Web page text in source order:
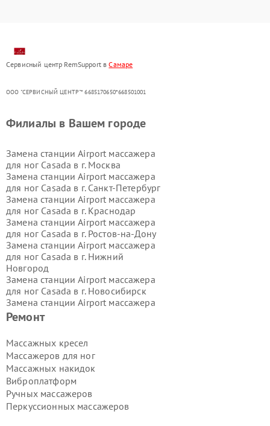
Сервисный центр RemSupport вСамаре
ООО "СЕРВИСНЫЙ ЦЕНТР"* 6685170650*668501001
Ремонт
Массажных кресел
Массажеров для ног
Массажных накидок
Виброплатформ
Ручных массажеров
Перкуссионных массажеров
Филиалы в Вашем городе
Замена станции Airport массажера
для ног Casada в г. Москва
Замена станции Airport массажера
для ног Casada в г. Санкт-Петербург
Замена станции Airport массажера
для ног Casada в г. Краснодар
Замена станции Airport массажера
для ног Casada в г. Ростов-на-Дону
Замена станции Airport массажера
для ног Casada в г. Нижний
Новгород
Замена станции Airport массажера
для ног Casada в г. Новосибирск
Замена станции Airport массажера
для ног Casada в г.
для ног Casada в г.
Замена станции Airport массажера
для ног Casada в г.Воронеж
Замена станции Airport массажера
для ног Casada в г.
Замена станции Airport массажера
для ног Casada в г.Самара